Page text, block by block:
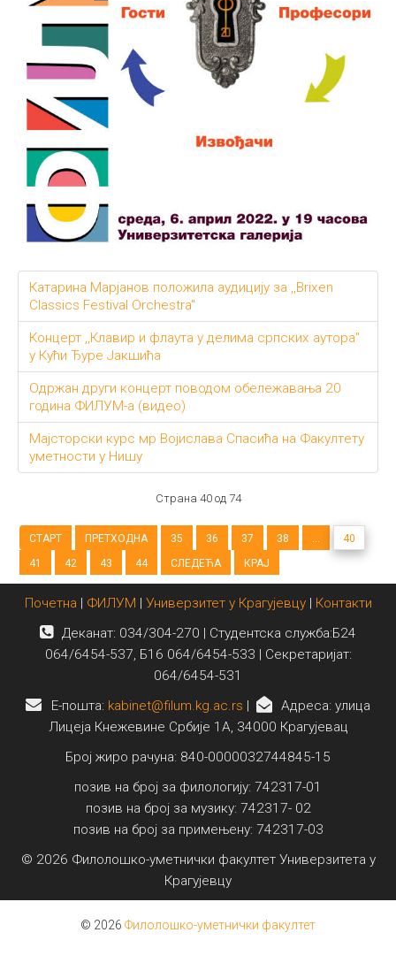
Катарина Марјанов положила аудицију за ,,Brixen
Classics Festival Orchestra"
Концерт ,,Клавир и флаута у делима српских аутора"
у Кући Ђуре Јакшића
Одржан други концерт поводом обележавања 20
година ФИЛУМ-а (видео)
Majстoрски курс мр Вojислaвa Спaсићa нa Фaкултeту
умeтнoсти у Нишу
Страна 40 од 74
СТАРТ ПРЕТХОДНА 35 36 37 38 ...
40
41
42 43 44 СЛЕДЕЋА КРАЈ
Почетна | ФИЛУМ | Универзитет у Крагујевцу| Контакти
Деканат: 034/304-270 | Студентска служба:Б24
064/6454-537, Б16 064/6454-533 | Секретаријат:
064/6454-531
E-пошта: kabinet@filum.kg.ac.rs |
Адреса: улица
Лицеја Кнежевине Србије 1А, 34000 Крагујевац
Број жиро рачуна: 840-0000032744845-15
позив на број за филологију: 742317-01
позив на број за музику: 742317- 02
позив на број за примењену: 742317-03
© 2026 Филолошко-уметнички факултет Универзитета у
Крагујевцу
© 2026 Филолошко-уметнички факултет